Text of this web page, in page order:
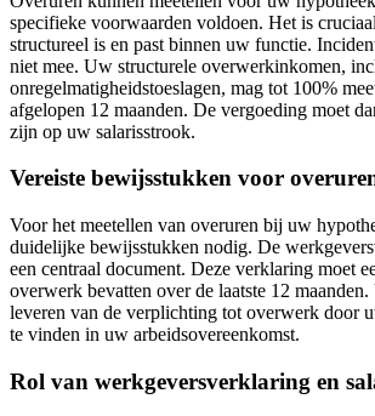
specifieke voorwaarden voldoen. Het is
structureel is en past binnen uw functie.
niet mee. Uw structurele overwerkinkomen,
onregelmatigheidstoeslagen, mag tot 100%
afgelopen 12 maanden. De vergoeding moet
zijn op uw salarisstrook.
Vereiste bewijsstukken voor
Voor het meetellen van overuren bij uw
duidelijke bewijsstukken nodig. De
een centraal document. Deze verklaring moet
overwerk bevatten over de laatste 12
leveren van de verplichting tot overwerk door
te vinden in uw arbeidsovereenkomst.
Rol van werkgeversverklaring en